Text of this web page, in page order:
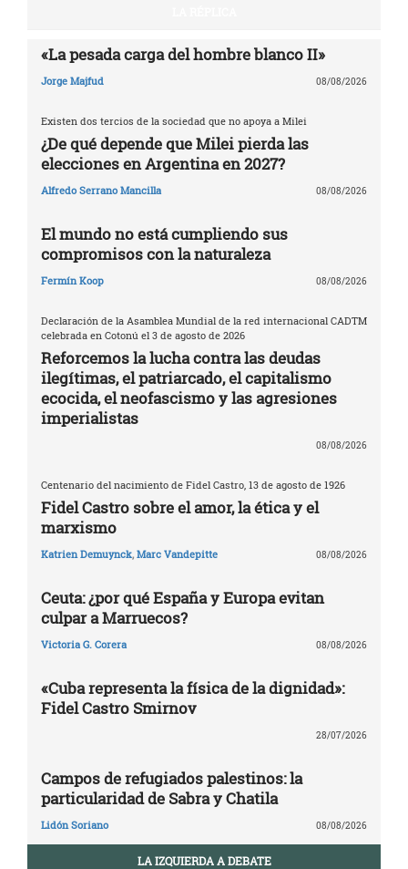
«La pesada carga del hombre blanco II»
Jorge Majfud 08/08/2026
Existen dos tercios de la sociedad que no apoya a Milei
¿De qué depende que Milei pierda las
elecciones en Argentina en 2027?
Alfredo Serrano Mancilla 08/08/2026
El mundo no está cumpliendo sus
compromisos con la naturaleza
Fermín Koop 08/08/2026
Declaración de la Asamblea Mundial de la red internacional CADTM
celebrada en Cotonú el 3 de agosto de 2026
Reforcemos la lucha contra las deudas
ilegítimas, el patriarcado, el capitalismo
ecocida, el neofascismo y las agresiones
imperialistas
08/08/2026
Centenario del nacimiento de Fidel Castro, 13 de agosto de 1926
Fidel Castro sobre el amor, la ética y el
marxismo
Katrien Demuynck, Marc Vandepitte 08/08/2026
Ceuta: ¿por qué España y Europa evitan
culpar a Marruecos?
Victoria G. Corera 08/08/2026
«Cuba representa la física de la dignidad»:
Fidel Castro Smirnov
28/07/2026
Campos de refugiados palestinos: la
particularidad de Sabra y Chatila
Lidón Soriano 08/08/2026
LA IZQUIERDA A DEBATE